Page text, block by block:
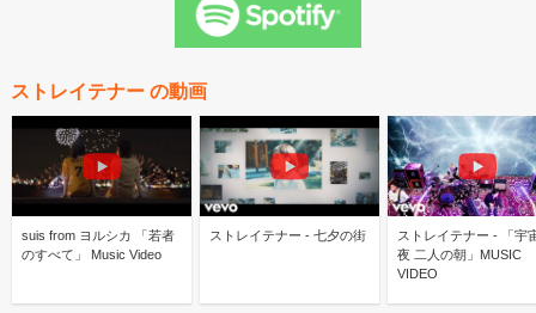
ストレイテナー の動画
suis from ヨルシカ 「若者
のすべて」 Music Video
ストレイテナー - 七夕の街
ストレイテナー - 「宇
夜 二人の朝」MUSIC
VIDEO